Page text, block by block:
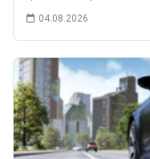
04.08.2026